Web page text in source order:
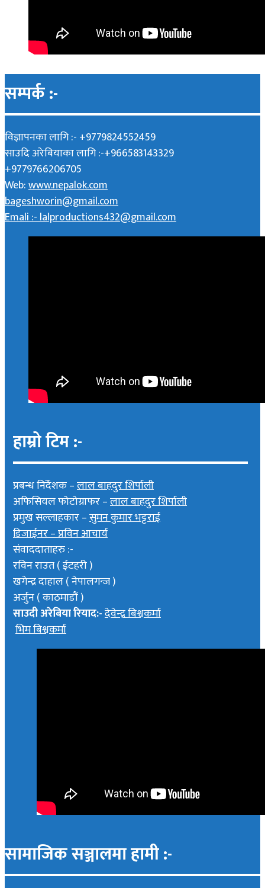
सम्पर्क :-
विज्ञापनका लागि :- +9779824552459
साउदि अरेबियाका लागि :-+966583143329
+9779766206705
Web:www.nepalok.com
bageshworin@gmail.com
Emali :- lalproductions432@gmail.com
हाम्रो टिम :-
प्रबन्ध निर्देशक –लाल बाहदुर शिर्पाली
अफिसियल फोटोग्राफर –लाल बाहदुर शिर्पाली
प्रमुख सल्लाहकार –सुमन कुमार भट्टराई
डिजाईनर – प्रविन आचार्य
संवाददाताहरु :-
रविन राउत ( ईटहरी )
खगेन्द्र दाहाल ( नेपालगन्ज )
अर्जुन ( काठमाडौं )
साउदी अरेबिया रियाद:-देवेन्द्र बिश्वकर्मा
भिम बिश्वकर्मा
सामाजिक सञ्जालमा हामी :-